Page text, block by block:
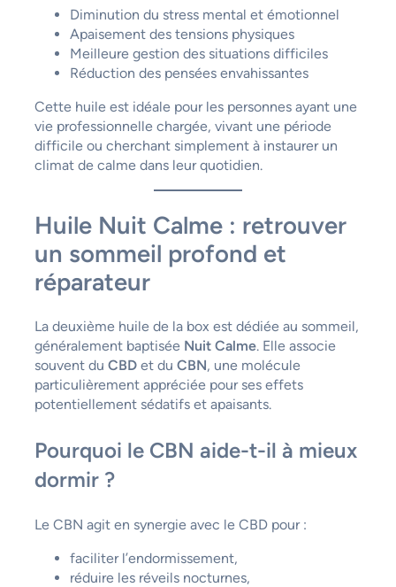
Diminution du stress mental et émotionnel
Apaisement des tensions physiques
Meilleure gestion des situations difficiles
Réduction des pensées envahissantes
Cette huile est idéale pour les personnes ayant une
vie professionnelle chargée, vivant une période
difficile ou cherchant simplement à instaurer un
climat de calme dans leur quotidien.
Huile Nuit Calme : retrouver
un sommeil profond et
réparateur
La deuxième huile de la box est dédiée au sommeil,
généralement baptisée Nuit Calme. Elle associe
souvent du CBDet du CBN, une molécule
particulièrement appréciée pour ses effets
potentiellement sédatifs et apaisants.
Pourquoi le CBN aide-t-il à mieux
dormir ?
Le CBN agit en synergie avec le CBD pour :
faciliter l’endormissement,
réduire les réveils nocturnes,